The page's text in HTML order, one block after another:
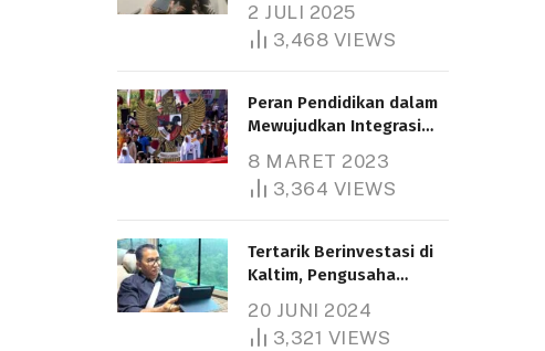
Bantuan Pendidikan
Gratispol
2 JULI 2025
3,468 VIEWS
Peran Pendidikan dalam
Mewujudkan Integrasi
8 MARET 2023
3,364 VIEWS
Tertarik Berinvestasi di
Kaltim, Pengusaha
1.000 Hektare
20 JUNI 2024
3,321 VIEWS